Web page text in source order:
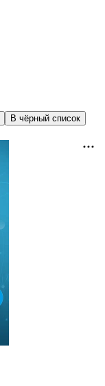
В чёрный список